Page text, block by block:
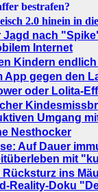
bestrafen?
2.0 hinein in
Jagd nach
Internet
Kindern
App gegen den
oder Lolita-
Umgang
Nesthocker
Auf Dauer
mit
Rücksturz ins
Reality-Doku